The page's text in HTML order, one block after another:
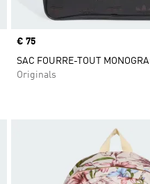
Prix
€ 75
SAC FOURRE-TOUT
Originals
Ajouter à la Liste de produits